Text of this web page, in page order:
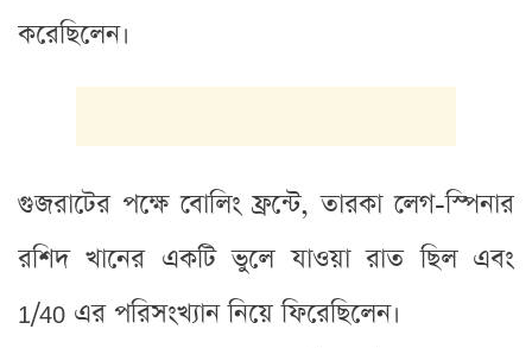
করেছিলেন।
গুজরাটের পক্ষে বোলিং ফ্রন্টে, তারকা লেগ-স্পিনার
রশিদ খানের একটি ভুলে যাওয়া রাত ছিল এবং
1/40 এর পরিসংখ্যান নিয়ে ফিরেছিলেন।